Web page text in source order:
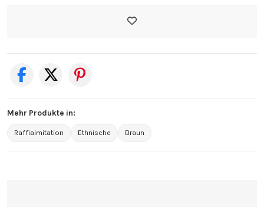
Mehr Produkte in:
Raffiaimitation Ethnische Braun